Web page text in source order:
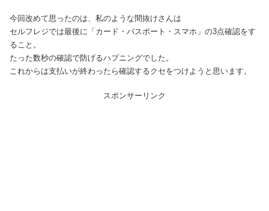
今回改めて思ったのは、私のような間抜けさんは
セルフレジでは最後に「カード・パスポート・スマホ」の3点確認をす
ること。
たった数秒の確認で防げるハプニングでした。
これからは支払いが終わったら確認するクセをつけようと思います。
スポンサーリンク